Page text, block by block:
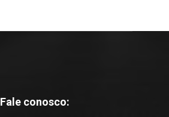
Fale conosco: